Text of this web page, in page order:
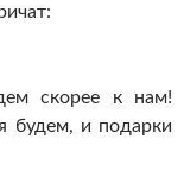
скорее к нам!
будем, и подарки